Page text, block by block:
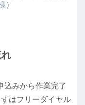
）
込みから作業完了
はフリーダイヤル